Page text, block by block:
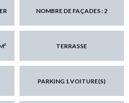
NOMBRE DE FAÇADES : 2
TERRASSE
PARKING 1 VOITURE(S)